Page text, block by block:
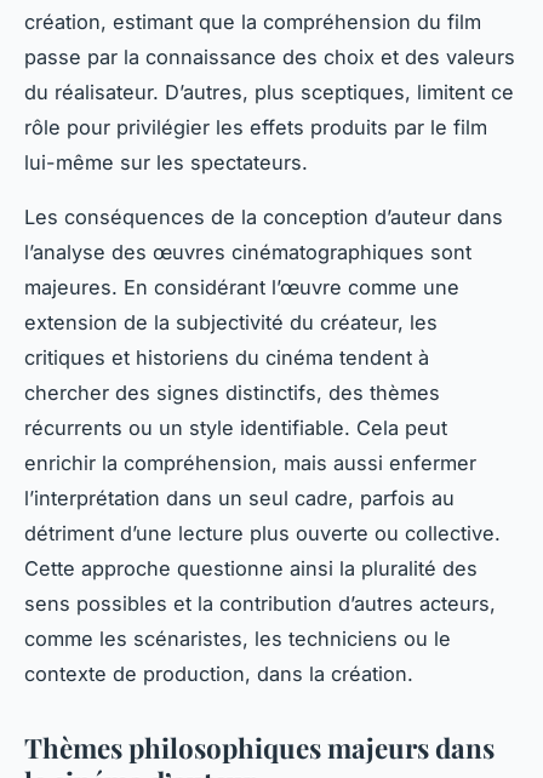
création, estimant que la compréhension du film
passe par la connaissance des choix et des valeurs
du réalisateur. D’autres, plus sceptiques, limitent ce
rôle pour privilégier les effets produits par le film
lui-même sur les spectateurs.
Les conséquences de la conception d’auteur dans
l’analyse des œuvres cinématographiques sont
majeures. En considérant l’œuvre comme une
extension de la subjectivité du créateur, les
critiques et historiens du cinéma tendent à
chercher des signes distinctifs, des thèmes
récurrents ou un style identifiable. Cela peut
enrichir la compréhension, mais aussi enfermer
l’interprétation dans un seul cadre, parfois au
détriment d’une lecture plus ouverte ou collective.
Cette approche questionne ainsi la pluralité des
sens possibles et la contribution d’autres acteurs,
comme les scénaristes, les techniciens ou le
contexte de production, dans la création.
Thèmes philosophiques majeurs dans